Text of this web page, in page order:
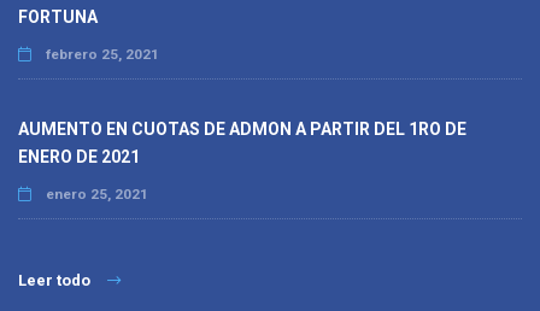
FORTUNA
febrero 25, 2021
AUMENTO EN CUOTAS DE ADMON A PARTIR DEL 1RO DE
ENERO DE 2021
enero 25, 2021
Leer todo